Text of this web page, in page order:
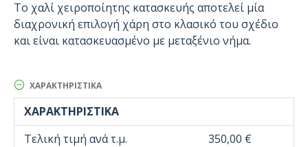
Το χαλί χειροποίητης κατασκευής αποτελεί μία
διαχρονική επιλογή χάρη στο κλασικό του σχέδιο
και είναι κατασκευασμένο με μεταξένιο νήμα.
ΧΑΡΑΚΤΗΡΙΣΤΙΚΆ
ΧΑΡΑΚΤΗΡΙΣΤΙΚΆ
Τελική τιμή ανά τ.μ.
350,00 €